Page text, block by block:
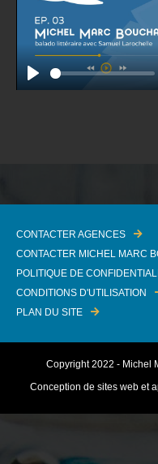
Play
CONTACTER AGENCES
CONTACTER MICHEL MARC
POLITIQUE DE
CONDITIONS D'UTILISATION
PLAN DU SITE
Copyright 2022 - Michel
Conception de sites web et